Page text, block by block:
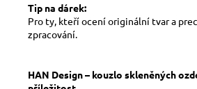
Tip na dárek:
Pro ty, kteří ocení originální tvar a
zpracování.
HAN Design – kouzlo skleněných